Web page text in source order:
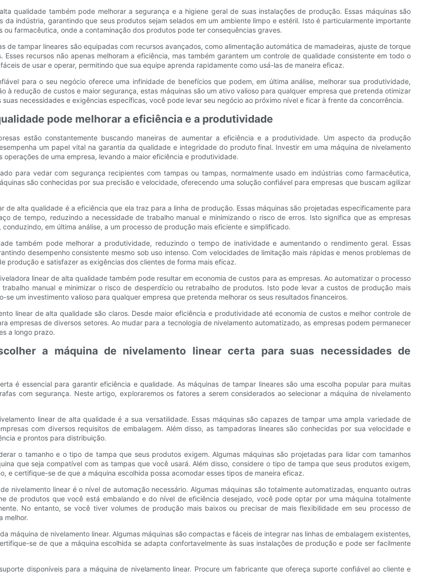
qualidade também pode melhorar a segurança e a higiene geral de suas instalações de produção. Essas máquinas são
indústria, garantindo que seus produtos sejam selados em um ambiente limpo e estéril. Isto é particularmente importante
farmacêutica, onde a contaminação dos produtos pode ter consequências graves.
de tampar lineares são equipadas com recursos avançados, como alimentação automática de mamadeiras, ajuste de torque
recursos não apenas melhoram a eficiência, mas também garantem um controle de qualidade consistente em todo o
de usar e operar, permitindo que sua equipe aprenda rapidamente como usá-las de maneira eficaz.
para o seu negócio oferece uma infinidade de benefícios que podem, em última análise, melhorar sua produtividade,
à redução de custos e maior segurança, estas máquinas são um ativo valioso para qualquer empresa que pretenda otimizar
necessidades e exigências específicas, você pode levar seu negócio ao próximo nível e ficar à frente da concorrência.
pode melhorar a eficiência e a produtividade
estão constantemente buscando maneiras de aumentar a eficiência e a produtividade. Um aspecto da produção
um papel vital na garantia da qualidade e integridade do produto final. Investir em uma máquina de nivelamento
de uma empresa, levando a maior eficiência e produtividade.
para vedar com segurança recipientes com tampas ou tampas, normalmente usado em indústrias como farmacêutica,
são conhecidas por sua precisão e velocidade, oferecendo uma solução confiável para empresas que buscam agilizar
de alta qualidade é a eficiência que ela traz para a linha de produção. Essas máquinas são projetadas especificamente para
de tempo, reduzindo a necessidade de trabalho manual e minimizando o risco de erros. Isto significa que as empresas
em última análise, a um processo de produção mais eficiente e simplificado.
também pode melhorar a produtividade, reduzindo o tempo de inatividade e aumentando o rendimento geral. Essas
desempenho consistente mesmo sob uso intenso. Com velocidades de limitação mais rápidas e menos problemas de
produção e satisfazer as exigências dos clientes de forma mais eficaz.
linear de alta qualidade também pode resultar em economia de custos para as empresas. Ao automatizar o processo
manual e minimizar o risco de desperdício ou retrabalho de produtos. Isto pode levar a custos de produção mais
um investimento valioso para qualquer empresa que pretenda melhorar os seus resultados financeiros.
linear de alta qualidade são claros. Desde maior eficiência e produtividade até economia de custos e melhor controle de
empresas de diversos setores. Ao mudar para a tecnologia de nivelamento automatizado, as empresas podem permanecer
a longo prazo.
a máquina de nivelamento linear certa para suas necessidades de
é essencial para garantir eficiência e qualidade. As máquinas de tampar lineares são uma escolha popular para muitas
com segurança. Neste artigo, exploraremos os fatores a serem considerados ao selecionar a máquina de nivelamento
linear de alta qualidade é a sua versatilidade. Essas máquinas são capazes de tampar uma ampla variedade de
com diversos requisitos de embalagem. Além disso, as tampadoras lineares são conhecidas por sua velocidade e
e prontos para distribuição.
o tamanho e o tipo de tampa que seus produtos exigem. Algumas máquinas são projetadas para lidar com tamanhos
que seja compatível com as tampas que você usará. Além disso, considere o tipo de tampa que seus produtos exigem,
e certifique-se de que a máquina escolhida possa acomodar esses tipos de maneira eficaz.
nivelamento linear é o nível de automação necessário. Algumas máquinas são totalmente automatizadas, enquanto outras
de produtos que você está embalando e do nível de eficiência desejado, você pode optar por uma máquina totalmente
No entanto, se você tiver volumes de produção mais baixos ou precisar de mais flexibilidade em seu processo de
melhor.
máquina de nivelamento linear. Algumas máquinas são compactas e fáceis de integrar nas linhas de embalagem existentes,
se de que a máquina escolhida se adapta confortavelmente às suas instalações de produção e pode ser facilmente
disponíveis para a máquina de nivelamento linear. Procure um fabricante que ofereça suporte confiável ao cliente e